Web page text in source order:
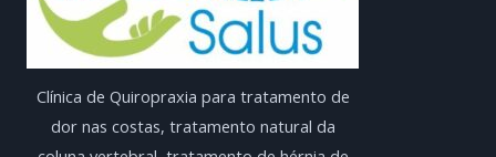
Clínica de Quiropraxia para tratamento de
dor nas costas, tratamento natural da